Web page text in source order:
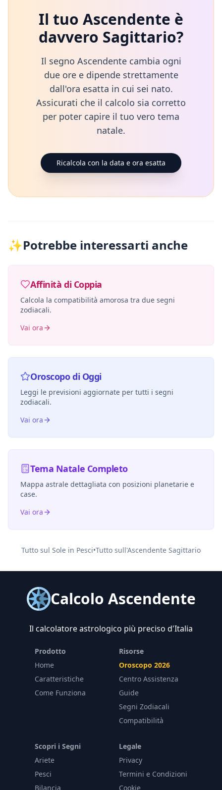
Il tuo Ascendente è
davvero Sagittario?
Il segno Ascendente cambia ogni
due ore e dipende strettamente
dall'ora esatta in cui sei nato.
Assicurati che il calcolo sia corretto
per poter capire il tuo vero tema
natale.
Ricalcola con la data e ora esatta
✨Potrebbe interessarti anche
Affinità di Coppia
Calcola la compatibilità amorosa tra due segni
zodiacali.
Vai ora
Oroscopo di Oggi
Leggi le previsioni aggiornate per tutti i segni
zodiacali.
Vai ora
Tema Natale Completo
Mappa astrale dettagliata con posizioni planetarie e
case.
Vai ora
Tutto sul Sole in Pesci•Tutto sull'Ascendente Sagittario
Calcolo Ascendente
Il calcolatore astrologico più preciso d'Italia
Prodotto
Home
Caratteristiche
Come Funziona
Risorse
Oroscopo 2026
Centro Assistenza
Guide
Segni Zodiacali
Compatibilità
Scopri i Segni
Ariete
Pesci
Bilancia
Legale
Privacy
Termini e Condizioni
Cookie